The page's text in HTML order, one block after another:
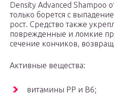
Density Advanced Shampoo
только борется с
рост. Средство также
поврежденные и ломкие
сечение кончиков,
Активные вещества:
витамины РР и В6;